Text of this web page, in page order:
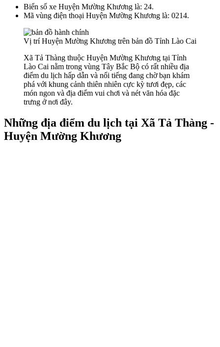
Biển số xe Huyện Mường Khương là: 24.
Mã vùng điện thoại Huyện Mường Khương là: 0214.
Vị trí Huyện Mường Khương trên bản đồ Tỉnh Lào Cai
Xã Tả Thàng thuộc Huyện Mường Khương tại Tỉnh
Lào Cai nằm trong vùng Tây Bắc Bộ có rất nhiều địa
điểm du lịch hấp dẫn và nổi tiếng đang chờ bạn khám
phá với khung cảnh thiên nhiên cực kỳ tươi đẹp, các
món ngon và địa điểm vui chơi và nét văn hóa đặc
trưng ở nơi đây.
Những địa điểm du lịch tại Xã Tả Thàng -
Huyện Mường Khương